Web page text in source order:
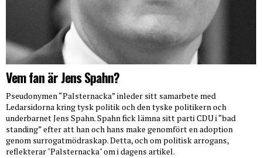
Vem fan är Jens Spahn?
Pseudonymen “Palsternacka” inleder sitt samarbete med
Ledarsidorna kring tysk politik och den tyske politikern och
underbarnet Jens Spahn. Spahn fick lämna sitt parti CDU i “bad
standing” efter att han och hans make genomfört en adoption
genom surrogatmödraskap. Detta, och om politisk arrogans,
reflekterar "Palsternacka" om i dagens artikel.